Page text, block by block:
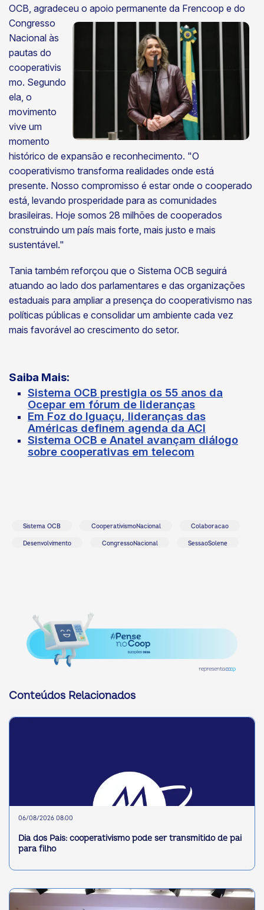
OCB, agradeceu o apoio permanente da Frencoop e do
Congresso
Nacional às
pautas do
cooperativis
mo. Segundo
ela, o
movimento
vive um
momento
histórico de expansão e reconhecimento. "O
cooperativismo transforma realidades onde está
presente. Nosso compromisso é estar onde o cooperado
está, levando prosperidade para as comunidades
brasileiras. Hoje somos 28 milhões de cooperados
construindo um país mais forte, mais justo e mais
sustentável."
Tania também reforçou que o Sistema OCB seguirá
atuando ao lado dos parlamentares e das organizações
estaduais para ampliar a presença do cooperativismo nas
políticas públicas e consolidar um ambiente cada vez
mais favorável ao crescimento do setor.
Saiba Mais:
Sistema OCB prestigia os 55 anos da
Ocepar em fórum de lideranças
Em Foz do Iguaçu, lideranças das
Américas definem agenda da ACI
Sistema OCB e Anatel avançam diálogo
sobre cooperativas em telecom
Sistema OCB CooperativismoNacional Colaboracao
Desenvolvimento CongressoNacional SessaoSolene
Conteúdos Relacionados
06/08/2026 08:00
Dia dos Pais: cooperativismo pode ser transmitido de pai
para filho